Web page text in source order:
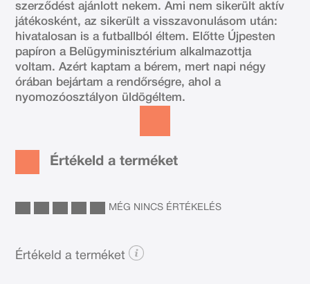
szerződést ajánlott nekem. Ami nem sikerült aktív
játékosként, az sikerült a visszavonulásom után:
hivatalosan is a futballból éltem. Előtte Újpesten
papíron a Belügyminisztérium alkalmazottja
voltam. Azért kaptam a bérem, mert napi négy
órában bejártam a rendőrségre, ahol a
nyomozóosztályon üldögéltem.
Értékeld a terméket
MÉG NINCS ÉRTÉKELÉS
Értékeld a terméket